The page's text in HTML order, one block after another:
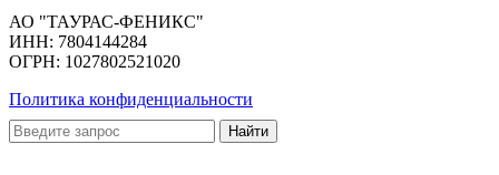
АО "ТАУРАС-ФЕНИКС"
ИНН: 7804144284
ОГРН: 1027802521020
Политика конфиденциальности